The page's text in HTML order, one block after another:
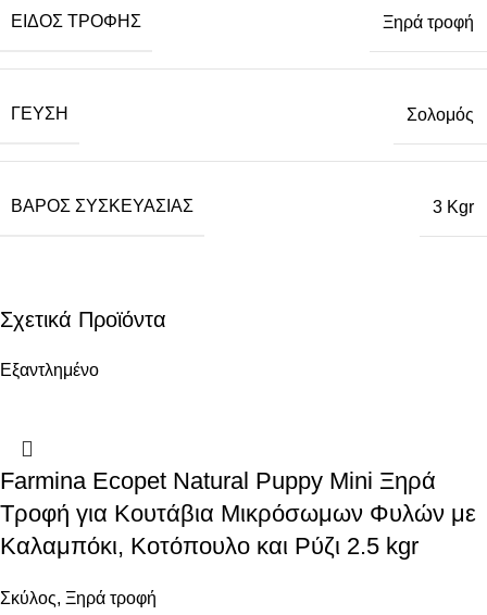
ΕΊΔΟΣ ΤΡΟΦΉΣ Ξηρά τροφή
ΓΕΎΣΗ Σολομός
ΒΆΡΟΣ ΣΥΣΚΕΥΑΣΊΑΣ 3 Kgr
Σχετικά Προϊόντα
Εξαντλημένο
Farmina Ecopet Natural Puppy Mini Ξηρά
Τροφή για Κουτάβια Μικρόσωμων Φυλών με
Καλαμπόκι, Κοτόπουλο και Ρύζι 2.5 kgr
Σκύλος, Ξηρά τροφή